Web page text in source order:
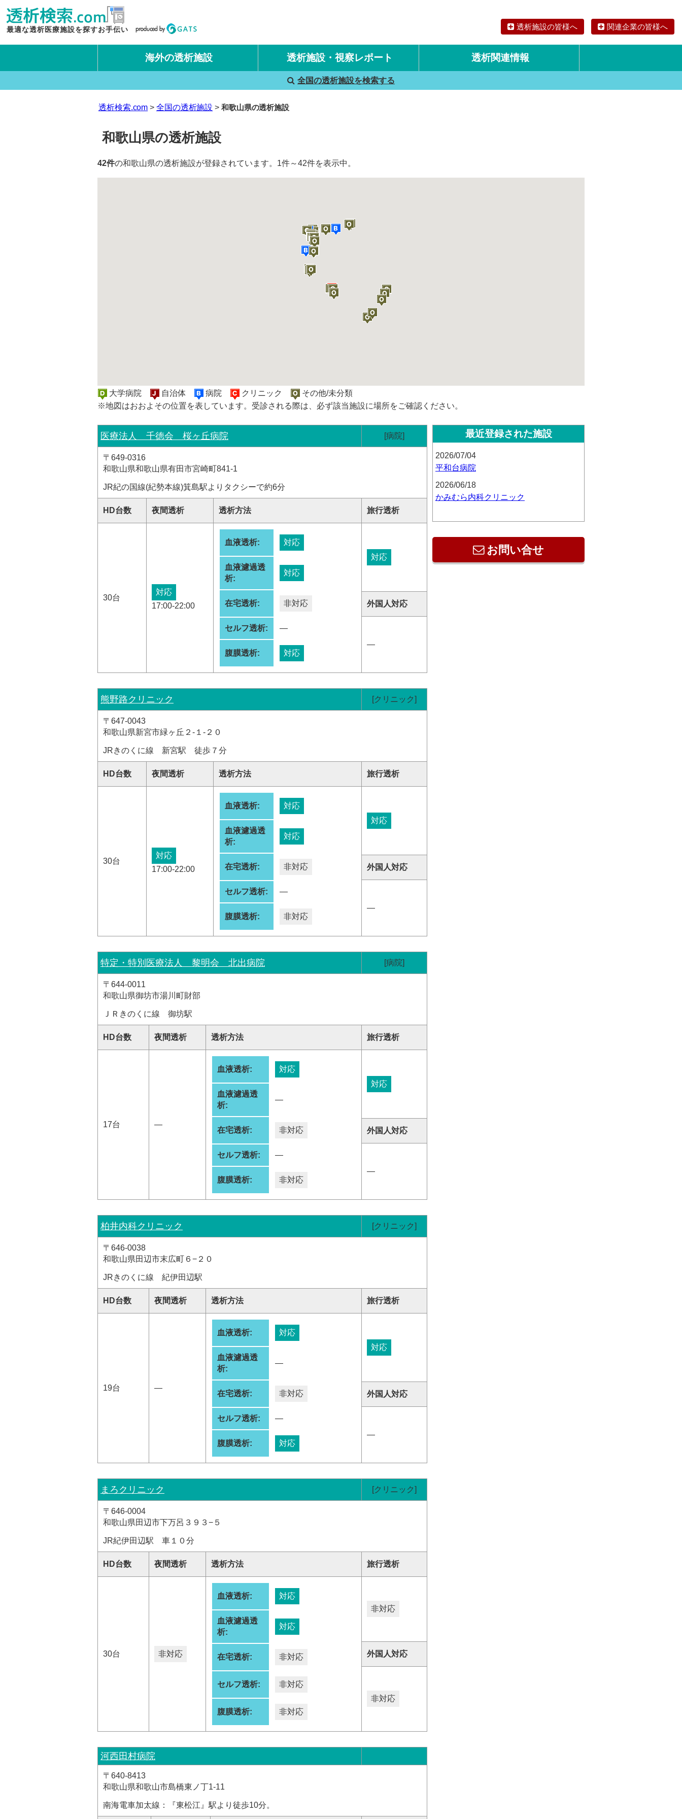
最適な透析医療施設を探すお手伝い 透析施設の皆様へ 関連企業の皆様へ
海外の透析施設 透析施設・視察レポート
国内旅行透析レポート
海外旅行透析レポート
透析関連情報
全国の透析施設を検索する
透析検索.com 全国の透析施設 和歌山県の透析施設
和歌山県の透析施設
42件の和歌山県の透析施設が登録されています。1件～42件を表示中。
大学病院 自治体 病院 クリニック
その他/未分類
※地図はおおよその位置を表しています。受診される際は、必ず該当施設に場所をご確認ください。
医療法人 千徳会 桜ヶ丘病院 [病院]
〒649-0316
和歌山県和歌山県有田市宮崎町841-1
JR紀の国線(紀勢本線)箕島駅よりタクシーで約6分
HD台数 夜間透析 透析方法 旅行透析
30台
対応
17:00-22:00
血液透析: 対応
血液濾過透
析:
対応
在宅透析: 非対応
セルフ透析: ―
腹膜透析: 対応
対応
外国人対応
―
熊野路クリニック [クリニック]
〒647-0043
和歌山県新宮市緑ヶ丘２-１-２０
JRきのくに線 新宮駅 徒歩７分
HD台数 夜間透析 透析方法 旅行透析
30台
対応
17:00-22:00
血液透析: 対応
血液濾過透
析:
対応
在宅透析: 非対応
セルフ透析: ―
腹膜透析: 非対応
対応
外国人対応
―
特定・特別医療法人 黎明会 北出病院 [病院]
〒644-0011
和歌山県御坊市湯川町財部
ＪＲきのくに線 御坊駅
HD台数 夜間透析 透析方法 旅行透析
17台 ―
血液透析: 対応
血液濾過透
析:
―
在宅透析: 非対応
セルフ透析: ―
腹膜透析: 非対応
対応
外国人対応
―
柏井内科クリニック [クリニック]
〒646-0038
和歌山県田辺市末広町６−２０
JRきのくに線 紀伊田辺駅
HD台数 夜間透析 透析方法 旅行透析
19台 ―
血液透析: 対応
血液濾過透
析:
―
在宅透析: 非対応
セルフ透析: ―
腹膜透析: 対応
対応
外国人対応
―
まろクリニック [クリニック]
〒646-0004
和歌山県田辺市下万呂３９３−５
JR紀伊田辺駅 車１０分
HD台数 夜間透析 透析方法 旅行透析
30台 非対応
血液透析: 対応
血液濾過透
析:
対応
在宅透析: 非対応
セルフ透析: 非対応
腹膜透析: 非対応
非対応
外国人対応
非対応
河西田村病院
〒640-8413
和歌山県和歌山市島橋東ノ丁1-11
南海電車加太線：『東松江』駅より徒歩10分。
最近登録された施設
2026/07/04
平和台病院
2026/06/18
かみむら内科クリニック
お問い合せ